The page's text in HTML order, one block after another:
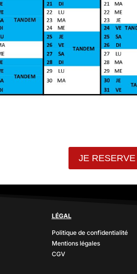
JE
LÉGAL
Politique de confidentialité
Mentions légales
CGV